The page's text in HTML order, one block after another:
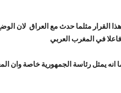
القرار مثلما حدث مع العراق لان
يمثل رئاسة الجمهورية خاصة وان